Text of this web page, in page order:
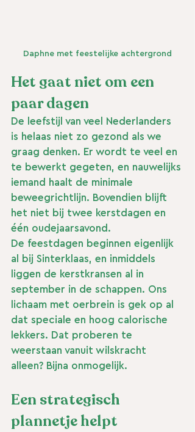
Daphne met feestelijke achtergrond
Het gaat niet om een
paar dagen
De leefstijl van veel Nederlanders
is helaas niet zo gezond als we
graag denken. Er wordt te veel en
te bewerkt gegeten, en nauwelijks
iemand haalt de minimale
beweegrichtlijn. Bovendien blijft
het niet bij twee kerstdagen en
één oudejaarsavond.
De feestdagen beginnen eigenlijk
al bij Sinterklaas, en inmiddels
liggen de kerstkransen al in
september in de schappen. Ons
lichaam met oerbrein is gek op al
dat speciale en hoog calorische
lekkers. Dat proberen te
weerstaan vanuit wilskracht
alleen? Bijna onmogelijk.
Een strategisch
plannetje helpt